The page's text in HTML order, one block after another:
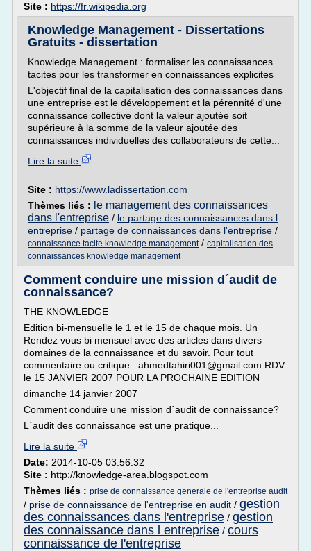
Site : https://fr.wikipedia.org
Knowledge Management - Dissertations
Gratuits - dissertation
Knowledge Management : formaliser les connaissances
tacites pour les transformer en connaissances explicites
L'objectif final de la capitalisation des connaissances dans
une entreprise est le développement et la pérennité d'une
connaissance collective dont la valeur ajoutée soit
supérieure à la somme de la valeur ajoutée des
connaissances individuelles des collaborateurs de cette...
Lire la suite
Site : https://www.ladissertation.com
Thèmes liés : le management des connaissances
dans l'entreprise / le partage des connaissances dans l
entreprise / partage de connaissances dans l'entreprise /
connaissance tacite knowledge management/ capitalisation des
connaissances knowledge management
Comment conduire une mission d´audit de
connaissance?
THE KNOWLEDGE
Edition bi-mensuelle le 1 et le 15 de chaque mois. Un
Rendez vous bi mensuel avec des articles dans divers
domaines de la connaissance et du savoir. Pour tout
commentaire ou critique : ahmedtahiri001@gmail.com RDV
le 15 JANVIER 2007 POUR LA PROCHAINE EDITION
dimanche 14 janvier 2007
Comment conduire une mission d´audit de connaissance?
L´audit des connaissance est une pratique...
Lire la suite
Date: 2014-10-05 03:56:32
Site : http://knowledge-area.blogspot.com
Thèmes liés : prise de connaissance generale de l'entreprise audit
/ prise de connaissance de l'entreprise en audit / gestion
des connaissances dans l'entreprise / gestion
des connaissance dans l entreprise / cours
connaissance de l'entreprise